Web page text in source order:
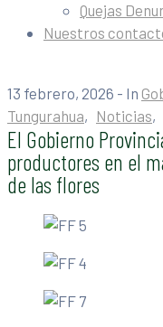
Quejas
Nuestros
13 febrero, 2026 - In
Tungurahua‚ Noticias‚
El Gobierno
productores en el
de las flores